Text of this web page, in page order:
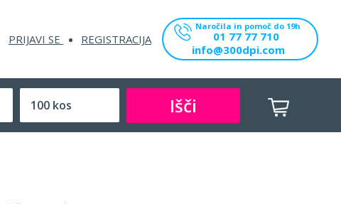
PRIJAVI SE REGISTRACIJA
Naročila in pomoč do 19h
01 77 77 710
info@300dpi.com
Išči